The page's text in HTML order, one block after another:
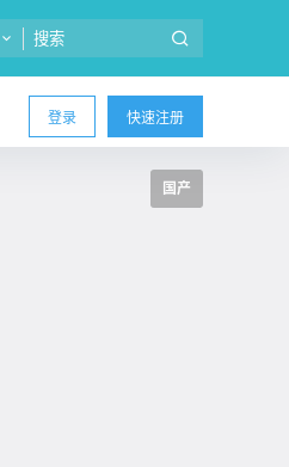
登录 快速注册
国产